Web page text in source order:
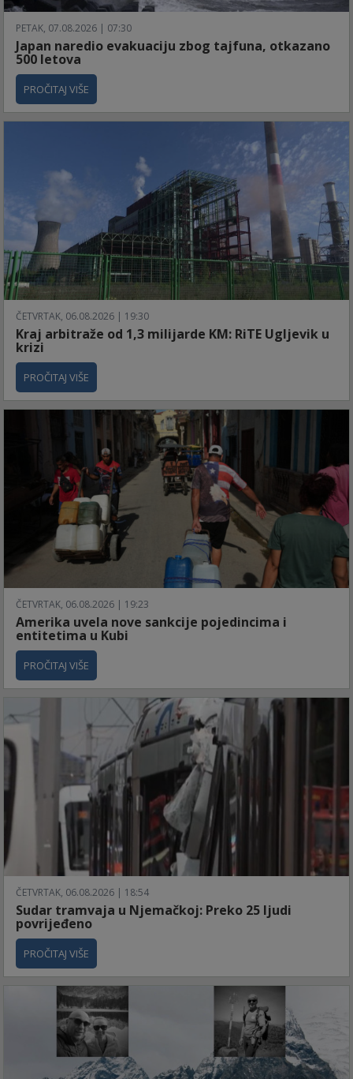
PETAK, 07.08.2026 | 07:30
Japan naredio evakuaciju zbog tajfuna, otkazano
500 letova
PROČITAJ VIŠE
ČETVRTAK, 06.08.2026 | 19:30
Kraj arbitraže od 1,3 milijarde KM: RiTE Ugljevik u
krizi
PROČITAJ VIŠE
ČETVRTAK, 06.08.2026 | 19:23
Amerika uvela nove sankcije pojedincima i
entitetima u Kubi
PROČITAJ VIŠE
ČETVRTAK, 06.08.2026 | 18:54
Sudar tramvaja u Njemačkoj: Preko 25 ljudi
povrijeđeno
PROČITAJ VIŠE